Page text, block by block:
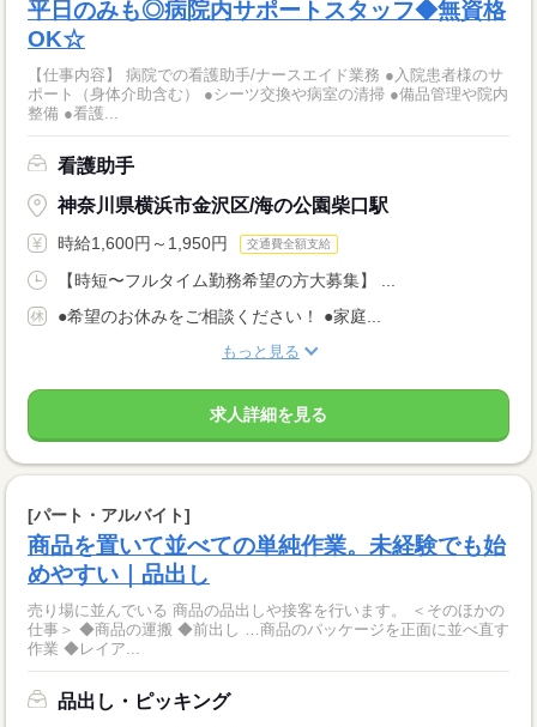
平日のみも◎病院内サポートスタッフ◆無資格
OK☆
【仕事内容】 病院での看護助手/ナースエイド業務 ●入院患者様のサ
ポート（身体介助含む） ●シーツ交換や病室の清掃 ●備品管理や院内
整備 ●看護...
看護助手
神奈川県横浜市金沢区/海の公園柴口駅
時給1,600円～1,950円 交通費全額支給
【時短〜フルタイム勤務希望の方大募集】 ...
●希望のお休みをご相談ください！ ●家庭...
もっと見る
求人詳細を見る
[パート・アルバイト]
商品を置いて並べての単純作業。未経験でも始
めやすい｜品出し
売り場に並んでいる 商品の品出しや接客を行います。 ＜そのほかの
仕事＞ ◆商品の運搬 ◆前出し …商品のパッケージを正面に並べ直す
作業 ◆レイア...
品出し・ピッキング